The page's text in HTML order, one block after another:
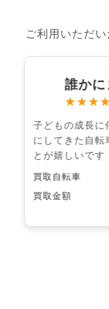
ご利用いただ
誰かに
子どもの成長に
にしてきた自転
とが嬉しいです
買取自転車
買取金額